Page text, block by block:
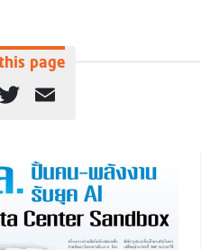
page
Twitter